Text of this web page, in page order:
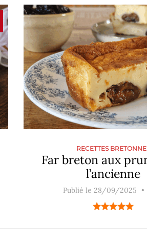
RECETTES
Far breton aux
l’ancienne
Publié le 28/09/2025